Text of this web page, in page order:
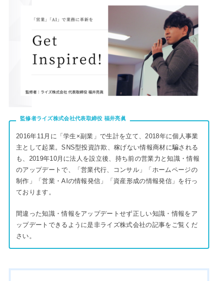
監修者ライズ株式会社代表取締役 福井亮眞
2016年11月に「学生×副業」で生計を立て、2018年に個人事業
主として起業。SNS型投資詐欺、稼げない情報商材に騙される
も、2019年10月に法人を設立後、持ち前の営業力と知識・情報
のアップデートで、「営業代行、コンサル」「ホームページの
制作」「営業・AIの情報発信」「資産形成の情報発信」を行っ
ております。
間違った知識・情報をアップデートせず正しい知識・情報をア
ップデートできるように是非ライズ株式会社の記事をご覧くだ
さい。